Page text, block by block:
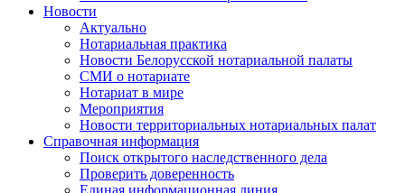
Новости
Актуально
Нотариальная практика
Новости Белорусской нотариальной палаты
СМИ о нотариате
Нотариат в мире
Мероприятия
Новости территориальных нотариальных палат
Справочная информация
Поиск открытого наследственного дела
Проверить доверенность